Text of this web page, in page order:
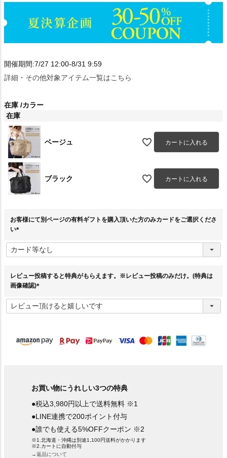
開催期間:7/27 12:00-8/31 9:59
詳細・その他対象アイテム一覧はこちら
在庫 カラー
在庫
ベージュ カートに入れる
ブラック カートに入れる
お客様にて別ページの有料ギフトを購入頂いた方のみカードをご選択くださ
い
必
須
レビュー投稿すると特典がもらえます。※レビュー投稿のみだけ。(特典は
画像確認)
必
須
お買い物にうれしい3つの特典
●税込3,980円以上で送料無料 ※1
●LINE連携で200ポイント付与
●誰でも使える5%OFFクーポン ※2
※1.北海道・沖縄は別途1,100円送料がかかります
※2.カートに自動付与
→返品について